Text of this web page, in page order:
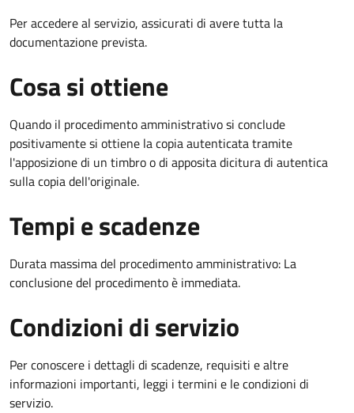
Per accedere al servizio, assicurati di avere tutta la
documentazione prevista.
Cosa si ottiene
Quando il procedimento amministrativo si conclude
positivamente si ottiene la copia autenticata tramite
l'apposizione di un timbro o di apposita dicitura di autentica
sulla copia dell'originale.
Tempi e scadenze
Durata massima del procedimento amministrativo: La
conclusione del procedimento è immediata.
Condizioni di servizio
Per conoscere i dettagli di scadenze, requisiti e altre
informazioni importanti, leggi i termini e le condizioni di
servizio.